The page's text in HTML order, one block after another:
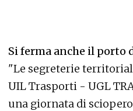
Si ferma anche il porto
"Le segreterie
UIL Trasporti - UGL
una giornata di